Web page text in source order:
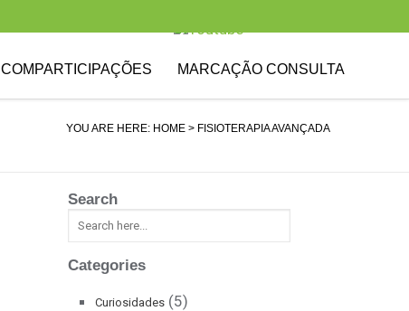
COMPARTICIPAÇÕES MARCAÇÃO CONSULTA
YOU ARE HERE: HOME > FISIOTERAPIA AVANÇADA
Search
Categories
Curiosidades(5)